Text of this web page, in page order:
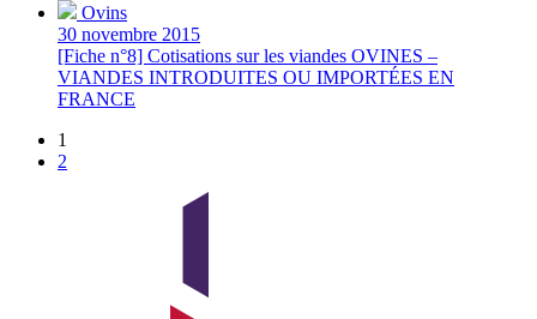
Ovins
30 novembre 2015
[Fiche n°8] Cotisations sur les viandes OVINES –
VIANDES INTRODUITES OU IMPORTÉES EN
FRANCE
1
2